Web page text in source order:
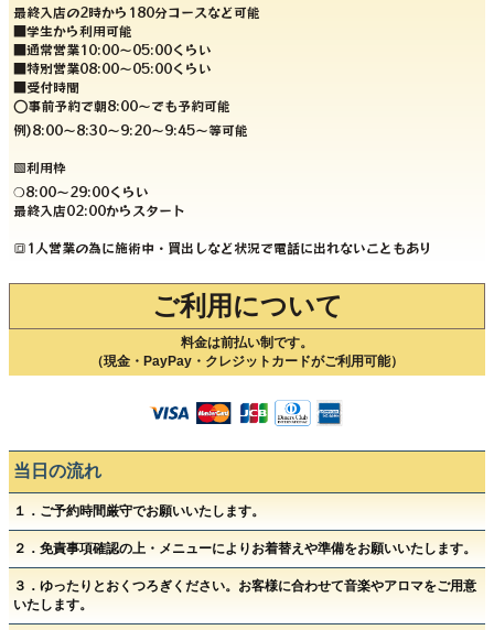
最終入店の2時から180分コースなど可能
■学生から利用可能
■通常営業10:00〜05:00くらい
■特別営業08:00〜05:00くらい
■受付時間
⭕️事前予約で朝8:00〜でも予約可能
例)8:00〜8:30〜9:20〜9:45〜等可能
🟩利用枠
❍8:00〜29:00くらい
最終入店02:00からスタート
🔳1人営業の為に施術中・買出しなど状況で電話に出れないこともあり
ご利用について
料金は前払い制です。
（現金・PayPay・クレジットカードがご利用可能）
当日の流れ
１．ご予約時間厳守でお願いいたします。
２．免責事項確認の上・メニューによりお着替えや準備をお願いいたします。
３．ゆったりとおくつろぎください。お客様に合わせて音楽やアロマをご用意
いたします。